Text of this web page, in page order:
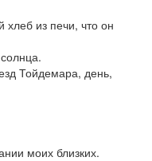
из печи, что он
Тойдемара, день,
моих близких.